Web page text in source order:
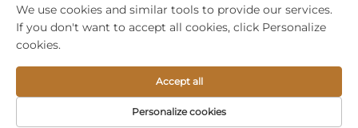
Fax: +86-(0)311-67909064
Copyright © 2026 av Shijiazhuang Tabo Candles Sales Co.,
Personvernpolicy
We use cookies and similar tools to provide our services.
If you don't want to accept all cookies, click Personalize
cookies.
Personalize cookies
Accept all